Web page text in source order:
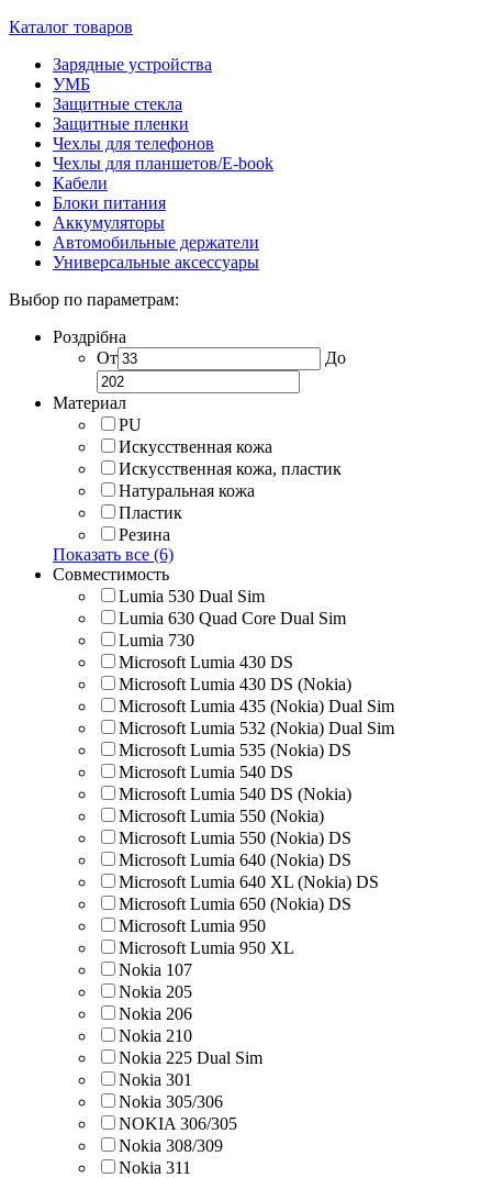
Каталог товаров
Зарядные устройства
УМБ
Защитные стекла
Защитные пленки
Чехлы для телефонов
Чехлы для планшетов/E-book
Кабели
Блоки питания
Аккумуляторы
Автомобильные держатели
Универсальные аксессуары
Выбор по параметрам:
Роздрібна
От
До
Материал
PU
Искусственная кожа
Искусственная кожа, пластик
Натуральная кожа
Пластик
Резина
Показать все (6)
Совместимость
Lumia 530 Dual Sim
Lumia 630 Quad Core Dual Sim
Lumia 730
Microsoft Lumia 430 DS
Microsoft Lumia 430 DS (Nokia)
Microsoft Lumia 435 (Nokia) Dual Sim
Microsoft Lumia 532 (Nokia) Dual Sim
Microsoft Lumia 535 (Nokia) DS
Microsoft Lumia 540 DS
Microsoft Lumia 540 DS (Nokia)
Microsoft Lumia 550 (Nokia)
Microsoft Lumia 550 (Nokia) DS
Microsoft Lumia 640 (Nokia) DS
Microsoft Lumia 640 XL (Nokia) DS
Microsoft Lumia 650 (Nokia) DS
Microsoft Lumia 950
Microsoft Lumia 950 XL
Nokia 107
Nokia 205
Nokia 206
Nokia 210
Nokia 225 Dual Sim
Nokia 301
Nokia 305/306
NOKIA 306/305
Nokia 308/309
Nokia 311